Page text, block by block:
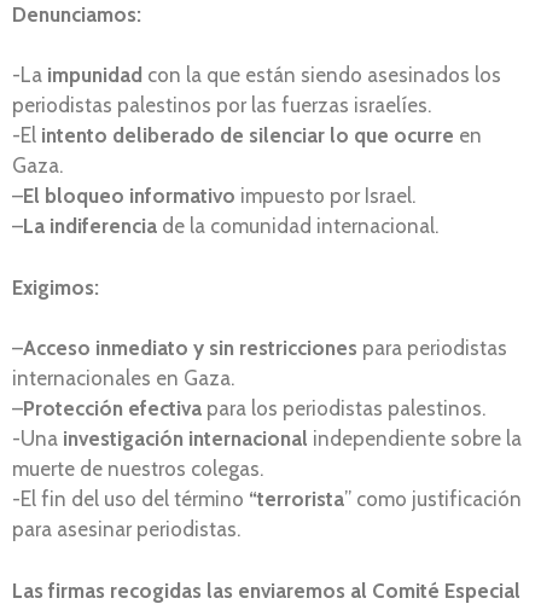
Denunciamos:
-La impunidad con la que están siendo asesinados los
periodistas palestinos por las fuerzas israelíes.
-El intento deliberado de silenciar lo que ocurre en
Gaza.
–El bloqueo informativo impuesto por Israel.
–La indiferencia de la comunidad internacional.
Exigimos:
–Acceso inmediato y sin restricciones para periodistas
internacionales en Gaza.
–Protección efectiva para los periodistas palestinos.
-Una investigación internacional independiente sobre la
muerte de nuestros colegas.
-El fin del uso del término “terrorista” como justificación
para asesinar periodistas.
Las firmas recogidas las enviaremos al Comité Especial